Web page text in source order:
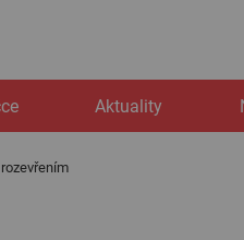
Aktuality